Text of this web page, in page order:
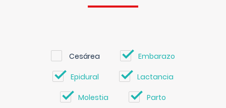
Cesárea Embarazo
Epidural Lactancia
Molestia Parto